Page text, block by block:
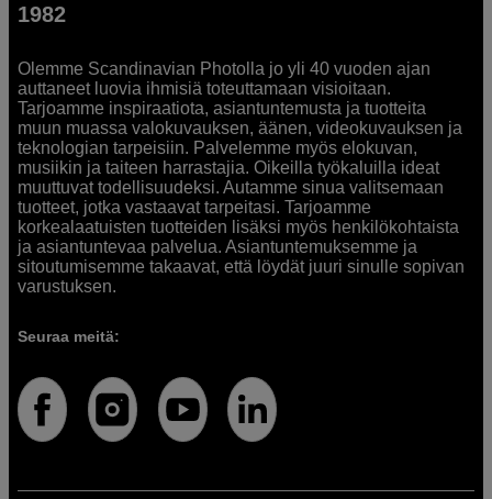
1982
Olemme Scandinavian Photolla jo yli 40 vuoden ajan
auttaneet luovia ihmisiä toteuttamaan visioitaan.
Tarjoamme inspiraatiota, asiantuntemusta ja tuotteita
muun muassa valokuvauksen, äänen, videokuvauksen ja
teknologian tarpeisiin. Palvelemme myös elokuvan,
musiikin ja taiteen harrastajia. Oikeilla työkaluilla ideat
muuttuvat todellisuudeksi. Autamme sinua valitsemaan
tuotteet, jotka vastaavat tarpeitasi. Tarjoamme
korkealaatuisten tuotteiden lisäksi myös henkilökohtaista
ja asiantuntevaa palvelua. Asiantuntemuksemme ja
sitoutumisemme takaavat, että löydät juuri sinulle sopivan
varustuksen.
Seuraa meitä: